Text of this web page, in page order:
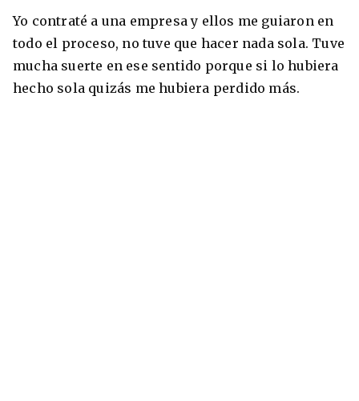
Yo contraté a una empresa y ellos me guiaron en
todo el proceso, no tuve que hacer nada sola. Tuve
mucha suerte en ese sentido porque si lo hubiera
hecho sola quizás me hubiera perdido más.